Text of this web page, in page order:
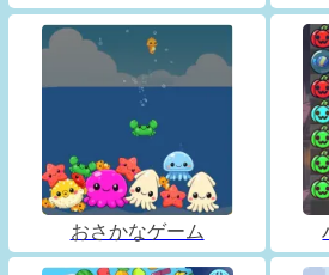
おさかなゲーム